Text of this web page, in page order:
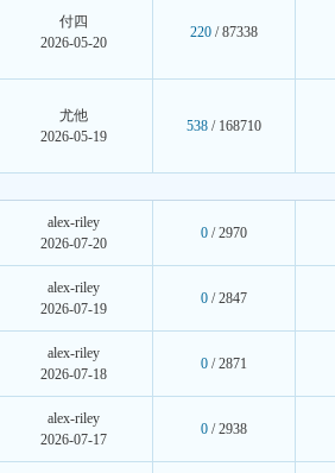
付四
2026-05-20
220/ 87338
尤他
2026-05-19
538/ 168710
alex-riley
2026-07-20
0/ 2970
alex-riley
2026-07-19
0/ 2847
alex-riley
2026-07-18
0/ 2871
alex-riley
2026-07-17
0/ 2938